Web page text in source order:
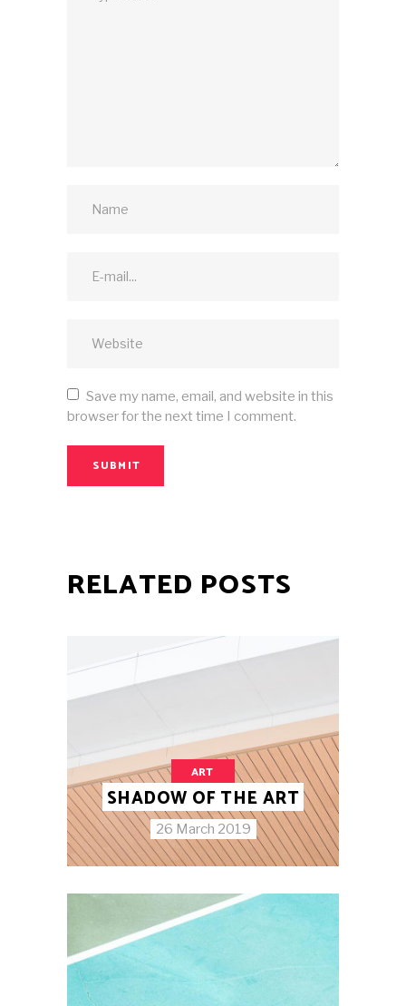
Save my name, email, and website in this
browser for the next time I comment.
SUBMIT
RELATED POSTS
ART
SHADOW OF THE ART
26 March 2019